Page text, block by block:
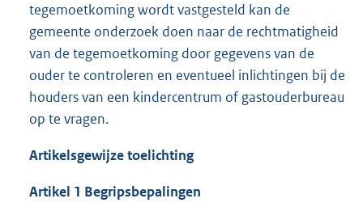
tegemoetkoming wordt vastgesteld kan de
gemeente onderzoek doen naar de rechtmatigheid
van de tegemoetkoming door gegevens van de
ouder te controleren en eventueel inlichtingen bij de
houders van een kindercentrum of gastouderbureau
op te vragen.
Artikelsgewijze toelichting
Artikel 1 Begripsbepalingen